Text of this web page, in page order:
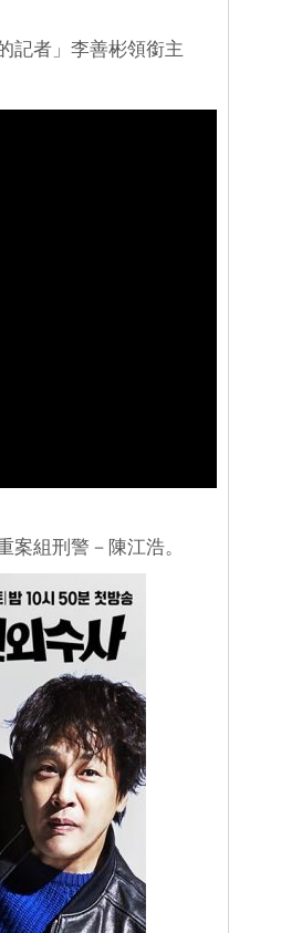
記者」李善彬領銜主
組刑警－陳江浩。